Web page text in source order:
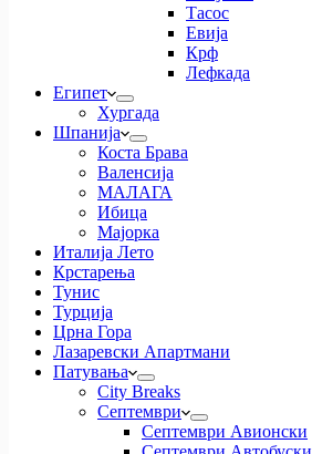
Тасос
Евија
Крф
Лефкада
Египет
Хургада
Шпанија
Коста Брава
Валенсија
МАЛАГА
Ибица
Мајорка
Италија Лето
Крстарења
Тунис
Турција
Црна Гора
Лазаревски Апартмани
Патувања
City Breaks
Септември
Септември Авионски